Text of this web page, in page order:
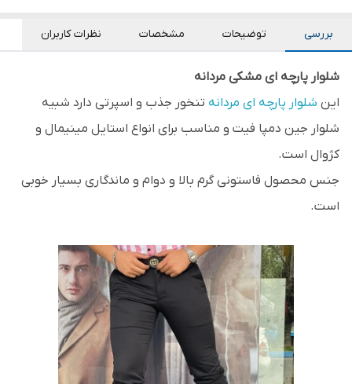
بررسی توضیحات مشخصات نظرات کاربران
شلوار پارچه ای مشکی مردانه
این شلوار پارچه ای مردانه تنخور جذب و اسپرتی دارد شبیه
شلوار جین دمپا فیت و مناسب برای انواع استایل مینیمال و
کژوال است.
جنس محصول فاستونی گرم بالا و دوام و ماندگاری بسیار خوبی
است.